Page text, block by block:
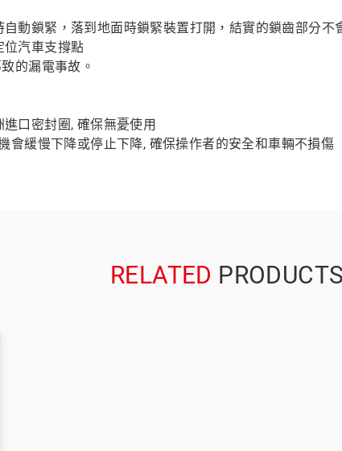
動鎖緊，落到地面時鎖緊裝置打開，結實的鎖齒部分
位汽車支撐點
的漏電事故。
口密封圈, 確保無憂使用
會緩慢下降或停止下降, 確保操作者的安全和車輛不損傷
RELATED PRODUCTS